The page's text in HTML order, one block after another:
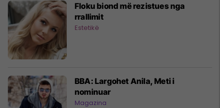
Floku biond më rezistues nga
rrallimit
Estetikë
BBA: Largohet Anila, Meti i
nominuar
Magazina